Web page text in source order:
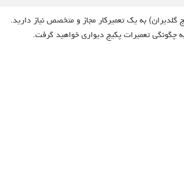
به یک تعمیرکار مجاز و متخصص نیاز دارید.
چگونگی تعمیرات پکیج دیواری خواهید گرفت.